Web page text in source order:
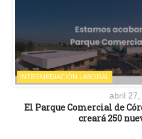
INTERMEDIACIÓN LABORAL
abril 27,
El Parque Comercial de
creará 250